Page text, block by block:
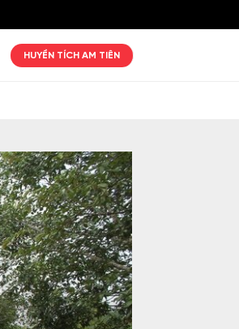
HUYỀN TÍCH AM TIÊN
Golf